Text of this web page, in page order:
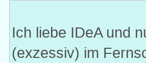
Ich liebe IDeA und
(exzessiv) im